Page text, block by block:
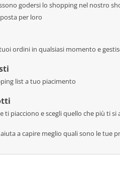
godersi lo shopping nel nostro
per loro
ordini in qualsiasi momento e
list a tuo piacimento
ti piacciono e scegli quello che più ti si
a capire meglio quali sono le tue